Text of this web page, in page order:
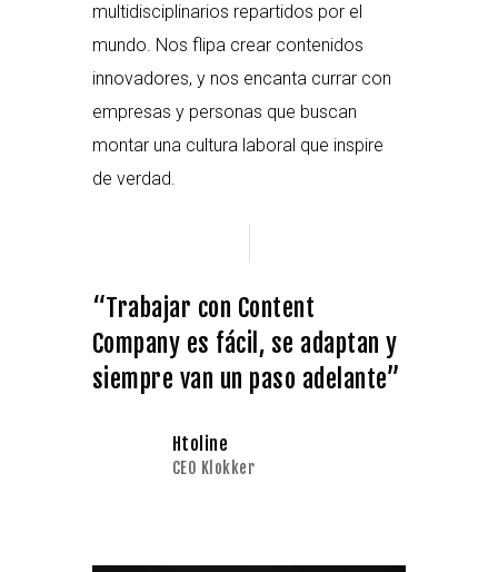
multidisciplinarios repartidos por el
mundo. Nos flipa crear contenidos
innovadores, y nos encanta currar con
empresas y personas que buscan
montar una cultura laboral que inspire
de verdad.
“Trabajar con Content
Company es fácil, se adaptan y
siempre van un paso adelante”
Htoline
CEO Klokker